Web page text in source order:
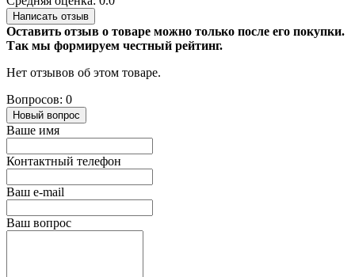
Написать отзыв
Оставить отзыв о товаре можно только после его покупки.
Так мы формируем честный рейтинг.
Нет отзывов об этом товаре.
Вопросов: 0
Новый вопрос
Ваше имя
Контактный телефон
Ваш e-mail
Ваш вопрос